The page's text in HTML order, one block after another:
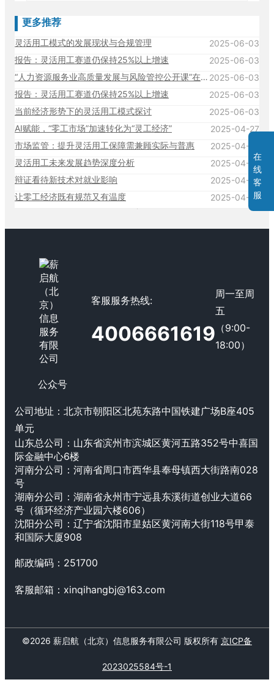
更多推荐
灵活用工模式的发展现状与合规管理
2025-06-03
报告：灵活用工赛道仍保持25%以上增速
2025-06-03
“人力资源服务业高质量发展与风险管控公开课”在中国人民大学成功举办！ 2025-06-03
报告：灵活用工赛道仍保持25%以上增速
2025-06-03
当前经济形势下的灵活用工模式探讨
2025-06-03
AI赋能，“零工市场”加速转化为“灵工经济”
2025-04-27
市场监管：提升灵活用工保障需兼顾实际与普惠
2025-04-27
灵活用工未来发展趋势深度分析
2025-04-27
辩证看待新技术对就业影响
2025-04-27
让零工经济既有规范又有温度
2025-04-27
公众号
客服服务热线:
4006661619
周一至周
五
（9:00-
18:00）
公司地址： 北京市朝阳区北苑东路中国铁建广场B座405
单元
山东总公司：山东省滨州市滨城区黄河五路352号中喜国
际金融中心6楼
河南分公司： 河南省周口市西华县奉母镇西大街路南028
号
湖南分公司：湖南省永州市宁远县东溪街道创业大道66
号（循环经济产业园六楼606）
沈阳分公司：辽宁省沈阳市皇姑区黄河南大街118号甲泰
和国际大厦908
邮政编码： 251700
客服邮箱： xinqihangbj@163.com
©2026 薪启航（北京）信息服务有限公司 版权所有 京ICP备
2023025584号-1
在
线
客
服